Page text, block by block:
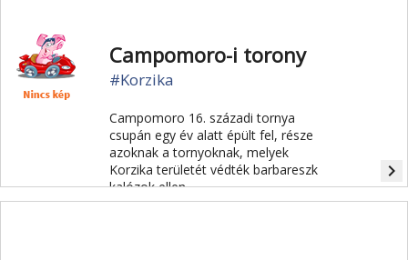
Campomoro-i torony
#Korzika
Campomoro 16. századi tornya
csupán egy év alatt épült fel, része
azoknak a tornyoknak, melyek
Korzika területét védték barbareszk
kalózok ellen.
navigate_next